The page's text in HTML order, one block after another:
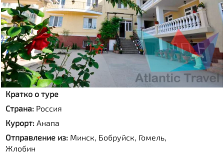
Кратко о туре
Страна: Россия
Курорт:Анапа
Отправление из: Минск, Бобруйск, Гомель,
Жлобин